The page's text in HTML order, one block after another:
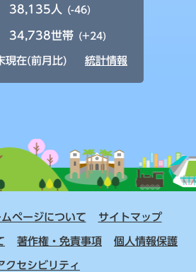
38,135人 (-46)
34,738世帯 (+24)
現在(前月比) 統計情報
ページについて サイトマップ
著作権・免責事項 個人情報保護
クセシビリティ